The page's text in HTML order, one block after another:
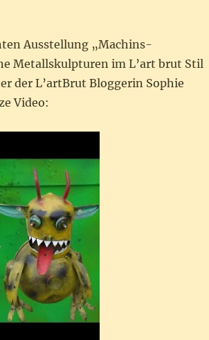
Ausstellung „Machins-
Metallskulpturen im L’art brut Stil
der L’artBrut Bloggerin Sophie
Video: